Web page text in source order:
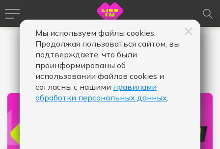
Мы используем файлы cookies.
Продолжая пользоваться сайтом, вы
подтверждаете, что были
проинформированы об
использовании файлов cookies и
согласны с нашими правилами
обработки персональных данных.